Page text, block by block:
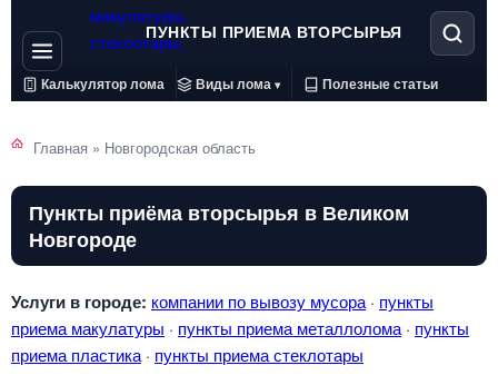
ПУНКТЫ ПРИЕМА ВТОРСЫРЬЯ
Калькулятор лома Виды лома ▾ Полезные статьи
Главная » Новгородская область
Пункты приёма вторсырья в Великом
Новгороде
Услуги в городе: компании по вывозу мусора · пункты
приема макулатуры · пункты приема металлолома · пункты
приема пластика · пункты приема стеклотары